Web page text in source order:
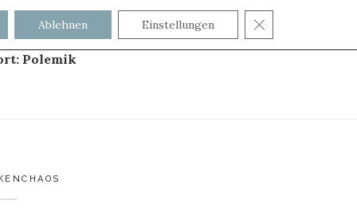
Polemik
Ablehnen Einstellungen GDPR